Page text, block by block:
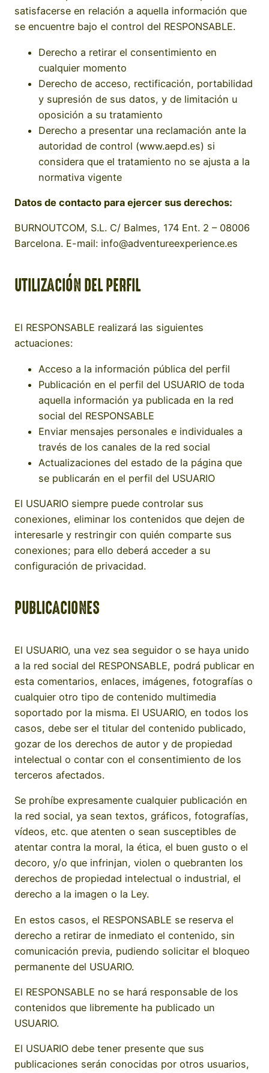
satisfacerse en relación a aquella información que
se encuentre bajo el control del RESPONSABLE.
Derecho a retirar el consentimiento en
cualquier momento
Derecho de acceso, rectificación, portabilidad
y supresión de sus datos, y de limitación u
oposición a su tratamiento
Derecho a presentar una reclamación ante la
autoridad de control (www.aepd.es) si
considera que el tratamiento no se ajusta a la
normativa vigente
Datos de contacto para ejercer sus derechos:
BURNOUTCOM, S.L. C/ Balmes, 174 Ent. 2 – 08006
Barcelona. E-mail: info@adventureexperience.es
UTILIZACIÓN DEL PERFIL
El RESPONSABLE realizará las siguientes
actuaciones:
Acceso a la información pública del perfil
Publicación en el perfil del USUARIO de toda
aquella información ya publicada en la red
social del RESPONSABLE
Enviar mensajes personales e individuales a
través de los canales de la red social
Actualizaciones del estado de la página que
se publicarán en el perfil del USUARIO
El USUARIO siempre puede controlar sus
conexiones, eliminar los contenidos que dejen de
interesarle y restringir con quién comparte sus
conexiones; para ello deberá acceder a su
configuración de privacidad.
PUBLICACIONES
El USUARIO, una vez sea seguidor o se haya unido
a la red social del RESPONSABLE, podrá publicar en
esta comentarios, enlaces, imágenes, fotografías o
cualquier otro tipo de contenido multimedia
soportado por la misma. El USUARIO, en todos los
casos, debe ser el titular del contenido publicado,
gozar de los derechos de autor y de propiedad
intelectual o contar con el consentimiento de los
terceros afectados.
Se prohíbe expresamente cualquier publicación en
la red social, ya sean textos, gráficos, fotografías,
vídeos, etc. que atenten o sean susceptibles de
atentar contra la moral, la ética, el buen gusto o el
decoro, y/o que infrinjan, violen o quebranten los
derechos de propiedad intelectual o industrial, el
derecho a la imagen o la Ley.
En estos casos, el RESPONSABLE se reserva el
derecho a retirar de inmediato el contenido, sin
comunicación previa, pudiendo solicitar el bloqueo
permanente del USUARIO.
El RESPONSABLE no se hará responsable de los
contenidos que libremente ha publicado un
USUARIO.
El USUARIO debe tener presente que sus
publicaciones serán conocidas por otros usuarios,